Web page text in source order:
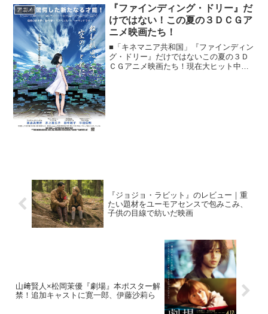
ン」原作者・青山剛昌の完全監修、新井
隆広が描く公式...
アニメ
『ファインディング・ドリー』だ
けではない！この夏の３ＤＣＧア
ニメ映画たち！
■「キネマニア共和国」『ファインディン
グ・ドリー』だけではないこの夏の３Ｄ
ＣＧアニメ映画たち！現在大ヒット中の
『ジョジョ・ラビット』のレビュー｜重
たい題材をユーモアセンスで包みこみ、
子供の目線で紡いだ映画
山﨑賢人×松岡茉優『劇場』本ポスター解
禁！追加キャストに寛一郎、伊藤沙莉ら